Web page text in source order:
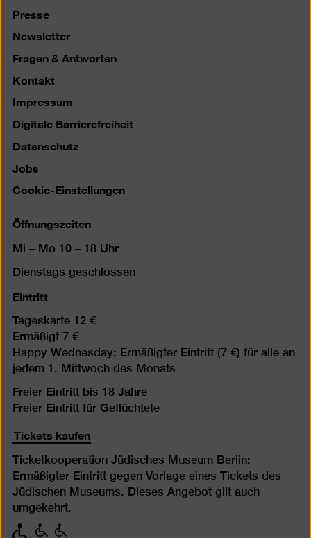
Presse
Newsletter
Fragen & Antworten
Kontakt
Impressum
Digitale Barrierefreiheit
Datenschutz
Jobs
Cookie-Einstellungen
Öffnungszeiten
Mi – Mo 10 – 18 Uhr
Dienstags geschlossen
Eintritt
Tageskarte 12 €
Ermäßigt 7 €
Happy Wednesday: Ermäßigter Eintritt (7 €) für alle an
jedem 1. Mittwoch des Monats
Freier Eintritt bis 18 Jahre
Freier Eintritt für Geflüchtete
Tickets kaufen
Ticketkooperation Jüdisches Museum Berlin:
Ermäßigter Eintritt gegen Vorlage eines Tickets des
Jüdischen Museums. Dieses Angebot gilt auch
umgekehrt.
mit
mit mit